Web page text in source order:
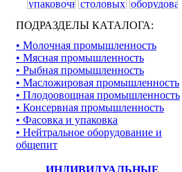
ПОДРАЗДЕЛЫ КАТАЛОГА:
• Молочная промышленность
• Мясная промышленность
• Рыбная промышленность
• Масложировая промышленность
• Плодоовощная промышленность
• Консервная промышленность
• Фасовка и упаковка
• Нейтральное оборудование и
общепит
ИНДИВИДУАЛЬНЫЕ